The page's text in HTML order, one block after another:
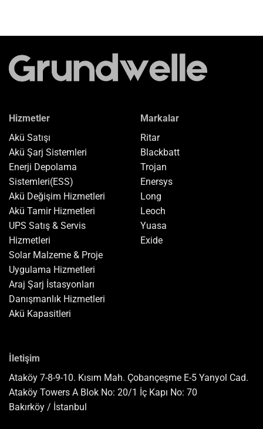
Hizmetler
Akü Satışı
Akü Şarj Sistemleri
Enerji Depolama
Sistemleri(ESS)
Akü Değişim Hizmetleri
Akü Tamir Hizmetleri
UPS Satış & Servis
Hizmetleri
Solar Malzeme & Proje
Uygulama Hizmetleri
Araj Şarj İstasyonları
Danışmanlık Hizmetleri
Akü Kapasitleri
Markalar
Ritar
Blackbatt
Trojan
Enersys
Long
Leoch
Yuasa
Exide
İletişim
Ataköy 7-8-9-10. Kısım Mah. Çobançeşme E-5 Yanyol Cad.
Ataköy Towers A Blok No: 20/1 İç Kapı No: 70
Bakırköy / İstanbul